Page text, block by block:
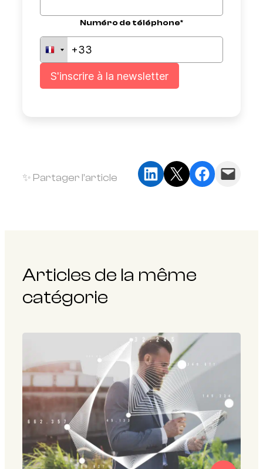
Numéro de téléphone*
✨ Partager l’article Partager sur LinkedIn
Partager sur X Partager sur
Envoyer cette page par e-mail
Articles de la même
catégorie